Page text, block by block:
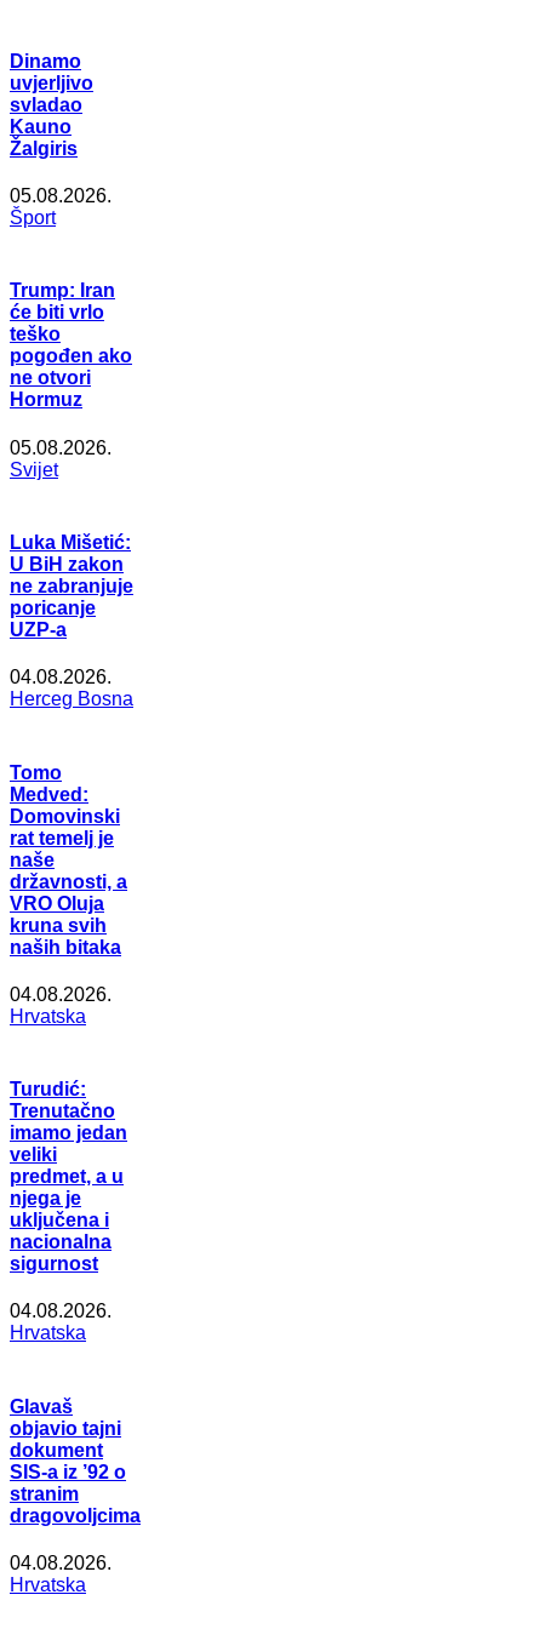
Dinamo
uvjerljivo
svladao
Kauno
Žalgiris
05.08.2026.
Šport
Trump: Iran
će biti vrlo
teško
pogođen ako
ne otvori
Hormuz
05.08.2026.
Svijet
Luka Mišetić:
U BiH zakon
ne zabranjuje
poricanje
UZP-a
04.08.2026.
Herceg Bosna
Tomo
Medved:
Domovinski
rat temelj je
naše
državnosti, a
VRO Oluja
kruna svih
naših bitaka
04.08.2026.
Hrvatska
Turudić:
Trenutačno
imamo jedan
veliki
predmet, a u
njega je
uključena i
nacionalna
sigurnost
04.08.2026.
Hrvatska
Glavaš
objavio tajni
dokument
SIS-a iz ’92 o
stranim
dragovoljcima
04.08.2026.
Hrvatska